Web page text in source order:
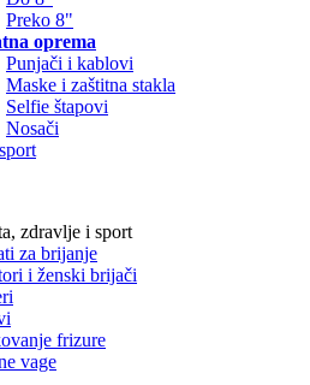
Preko 8"
oprema
Punjači i kablovi
Maske i zaštitna stakla
Selfie štapovi
Nosači
zdravlje i sport
za brijanje
i ženski brijači
frizure
vage